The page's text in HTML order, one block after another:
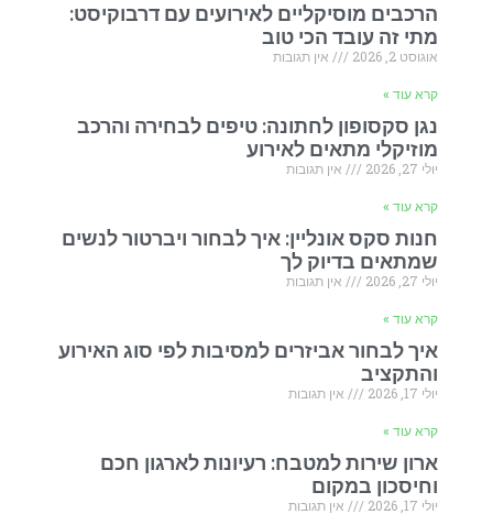
הרכבים מוסיקליים לאירועים עם דרבוקיסט:
מתי זה עובד הכי טוב
אוגוסט 2, 2026 אין תגובות
קרא עוד »
נגן סקסופון לחתונה: טיפים לבחירה והרכב
מוזיקלי מתאים לאירוע
יולי 27, 2026 אין תגובות
קרא עוד »
חנות סקס אונליין: איך לבחור ויברטור לנשים
שמתאים בדיוק לך
יולי 27, 2026 אין תגובות
קרא עוד »
איך לבחור אביזרים למסיבות לפי סוג האירוע
והתקציב
יולי 17, 2026 אין תגובות
קרא עוד »
ארון שירות למטבח: רעיונות לארגון חכם
וחיסכון במקום
יולי 17, 2026 אין תגובות